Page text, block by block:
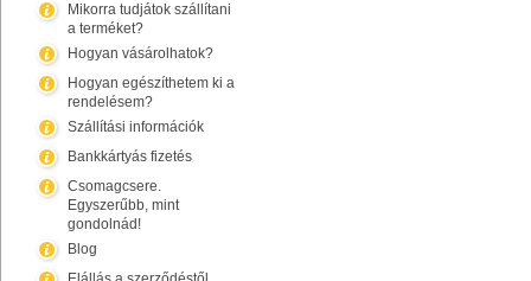
Mikorra tudjátok szállítani
a terméket?
Hogyan vásárolhatok?
Hogyan egészíthetem ki a
rendelésem?
Szállítási információk
Bankkártyás fizetés
Csomagcsere.
Egyszerűbb, mint
gondolnád!
Blog